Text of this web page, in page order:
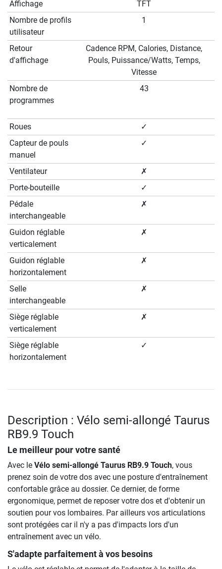
Affichage
TFT
Nombre de profils
utilisateur
1
Retour
d'affichage
Cadence RPM, Calories, Distance,
Pouls, Puissance/Watts, Temps,
Vitesse
Nombre de
programmes
43
Roues
✓
Capteur de pouls
manuel
✓
Ventilateur
✗
Porte-bouteille
✓
Pédale
interchangeable
✗
Guidon réglable
verticalement
✗
Guidon réglable
horizontalement
✗
Selle
interchangeable
✗
Siège réglable
verticalement
✗
Siège réglable
horizontalement
✓
Description : Vélo semi-allongé Taurus
RB9.9 Touch
Le meilleur pour votre santé
Avec le Vélo semi-allongé Taurus RB9.9 Touch, vous
prenez soin de votre dos avec une posture d'entraînement
confortable grâce au dossier. Ce dernier, de forme
ergonomique, permet de reposer votre dos et d'obtenir un
soutien pour vos lombaires. Par ailleurs vos articulations
sont protégées car il n'y a pas d'impacts lors d'un
entraînement avec un vélo.
S'adapte parfaitement à vos besoins